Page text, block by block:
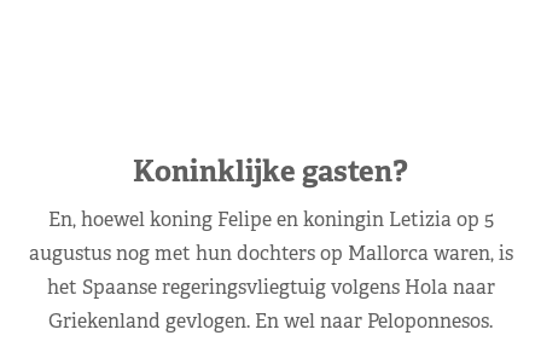
Koninklijke gasten?
En, hoewel koning Felipe en koningin Letizia op 5
augustus nog met hun dochters op Mallorca waren, is
het Spaanse regeringsvliegtuig volgens Hola naar
Griekenland gevlogen. En wel naar Peloponnesos.